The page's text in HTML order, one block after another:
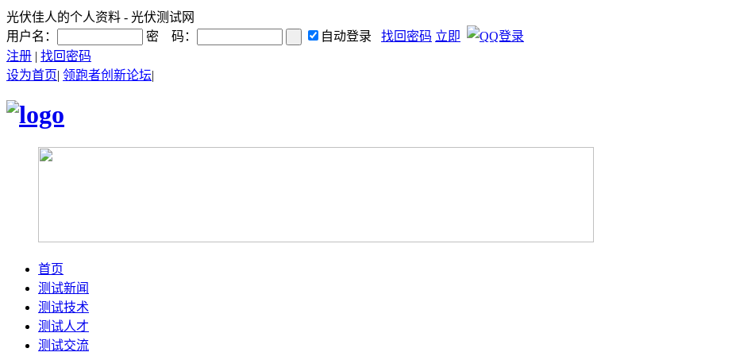
光伏佳人的个人资料 - 光伏测试网
用户名：
密 码： 自动登录 找回密码 立即
注册 | 找回密码
设为首页| 领跑者创新论坛|
首页
测试新闻
测试技术
测试人才
测试交流